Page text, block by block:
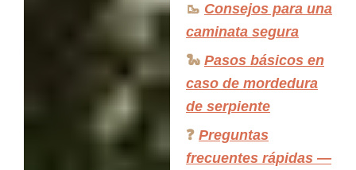
🥾 Consejos para una
caminata segura
🐍 Pasos básicos en
caso de mordedura
de serpiente
❓ Preguntas
frecuentes rápidas —